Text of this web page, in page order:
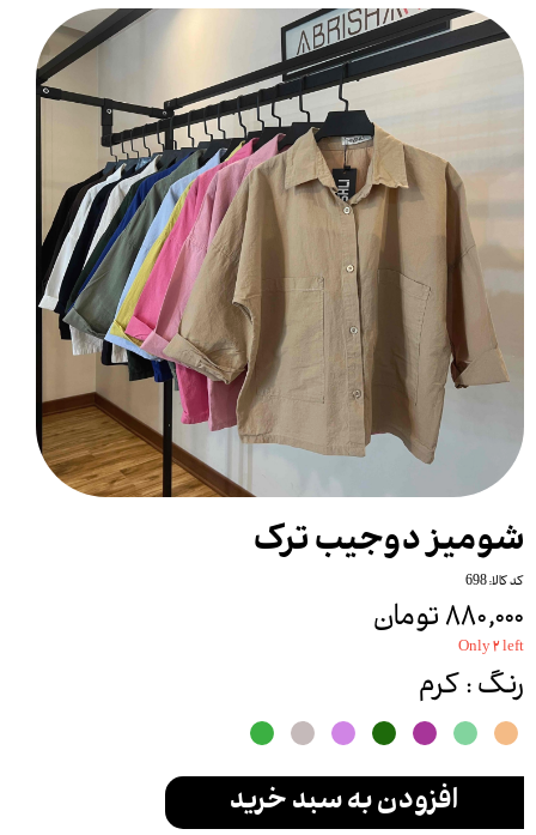
شومیز دوجیب ترک
کد کالا: 698
۸۸۰,۰۰۰ تومان
Only ۲ left
رنگ: کرم
افزودن به سبد خرید